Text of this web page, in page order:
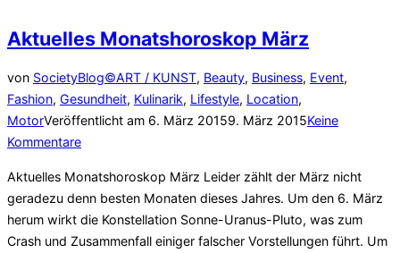
Aktuelles Monatshoroskop März
von SocietyBlog©ART / KUNST, Beauty, Business, Event,
Fashion, Gesundheit, Kulinarik, Lifestyle, Location,
MotorVeröffentlicht am 6. März 20159. März 2015Keine
Kommentare
Aktuelles Monatshoroskop März Leider zählt der März nicht
geradezu denn besten Monaten dieses Jahres. Um den 6. März
herum wirkt die Konstellation Sonne-Uranus-Pluto, was zum
Crash und Zusammenfall einiger falscher Vorstellungen führt. Um